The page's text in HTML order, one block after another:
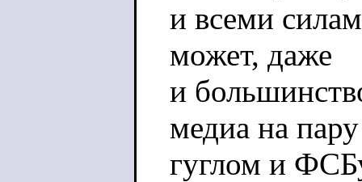
и всеми
может, даже
и
медиа на
гуглом и